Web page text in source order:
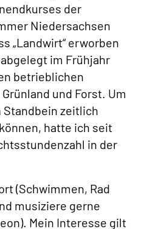
der
Niedersachsen
„Landwirt“ erworben
im Frühjahr
betrieblichen
und Forst. Um
zeitlich
hatte ich seit
in der
(Schwimmen, Rad
musiziere gerne
Mein Interesse gilt